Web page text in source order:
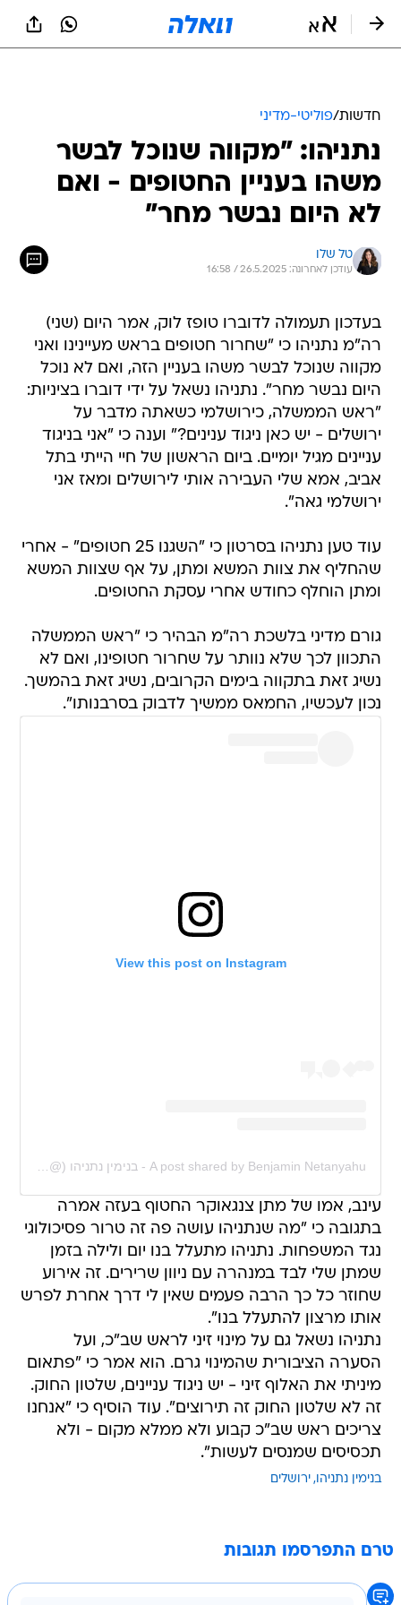
חדשות/פוליטי-מדיני
נתניהו: "מקווה שנוכל לבשר
משהו בעניין החטופים - ואם
לא היום נבשר מחר"
טל שלו
עודכן לאחרונה: 26.5.2025 / 16:58
בעדכון תעמולה לדוברו טופז לוק, אמר היום (שני)
רה"מ נתניהו כי "שחרור חטופים בראש מעיינינו ואני
מקווה שנוכל לבשר משהו בעניין הזה, ואם לא נוכל
היום נבשר מחר". נתניהו נשאל על ידי דוברו בציניות:
"ראש הממשלה, כירושלמי כשאתה מדבר על
ירושלים - יש כאן ניגוד ענינים?" וענה כי "אני בניגוד
עניינים מגיל יומיים. ביום הראשון של חיי הייתי בתל
אביב, אמא שלי העבירה אותי לירושלים ומאז אני
ירושלמי גאה".
עוד טען נתניהו בסרטון כי "השגנו 25 חטופים" - אחרי
שהחליף את צוות המשא ומתן, על אף שצוות המשא
ומתן הוחלף כחודש אחרי עסקת החטופים.
גורם מדיני בלשכת רה"מ הבהיר כי "ראש הממשלה
התכוון לכך שלא נוותר על שחרור חטופינו, ואם לא
נשיג זאת בתקווה בימים הקרובים, נשיג זאת בהמשך.
נכון לעכשיו, החמאס ממשיך לדבוק בסרבנותו".
View this post on Instagram
עינב, אמו של מתן צנגאוקר החטוף בעזה אמרה
בתגובה כי "מה שנתניהו עושה פה זה טרור פסיכולוגי
נגד המשפחות. נתניהו מתעלל בנו יום ולילה בזמן
שמתן שלי לבד במנהרה עם ניוון שרירים. זה אירוע
שחוזר כל כך הרבה פעמים שאין לי דרך אחרת לפרש
אותו מרצון להתעלל בנו".
נתניהו נשאל גם על מינוי זיני לראש שב"כ, ועל
הסערה הציבורית שהמינוי גרם. הוא אמר כי "פתאום
מיניתי את האלוף זיני - יש ניגוד עניינים, שלטון החוק.
זה לא שלטון החוק זה תירוצים". עוד הוסיף כי "אנחנו
צריכים ראש שב"כ קבוע ולא ממלא מקום - ולא
תכסיסים שמנסים לעשות".
בנימין נתניהו ירושלים
טרם התפרסמו תגובות